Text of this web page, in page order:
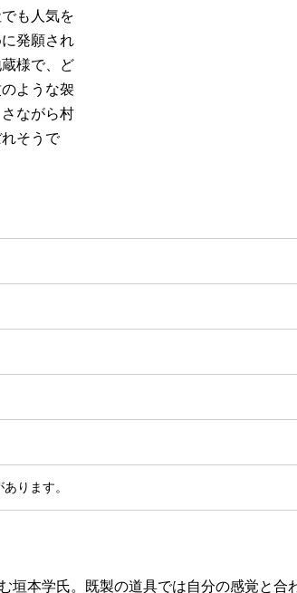
も人気を
発願され
様で、ど
ような袈
ながら村
そうで
ります。
垣本学氏。既製の道具では自分の感覚と合